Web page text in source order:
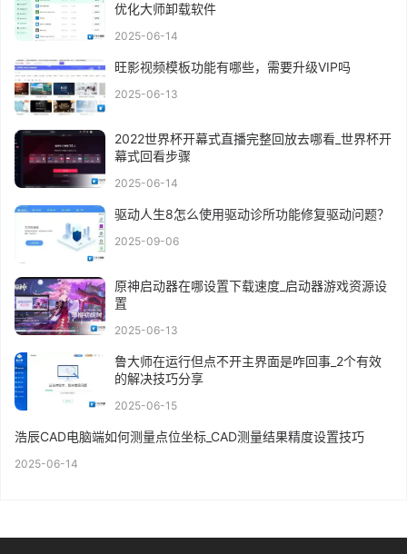
优化大师卸载软件
2025-06-14
旺影视频模板功能有哪些，需要升级VIP吗
2025-06-13
2022世界杯开幕式直播完整回放去哪看_世界杯开
幕式回看步骤
2025-06-14
驱动人生8怎么使用驱动诊所功能修复驱动问题？
2025-09-06
原神启动器在哪设置下载速度_启动器游戏资源设
置
2025-06-13
鲁大师在运行但点不开主界面是咋回事_2个有效
的解决技巧分享
2025-06-15
浩辰CAD电脑端如何测量点位坐标_CAD测量结果精度设置技巧
2025-06-14